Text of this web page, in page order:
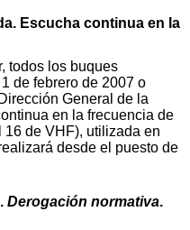
Escucha continua en la
todos los buques
de febrero de 2007 o
General de la
en la frecuencia de
de VHF), utilizada en
desde el puesto de
Derogación normativa.